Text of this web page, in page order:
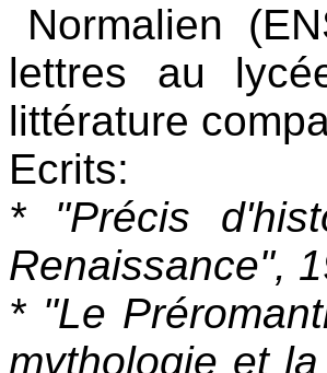
Normalien
lettres au
littérature
Ecrits:
* "Précis
Renaissance",
* "Le
mythologie et